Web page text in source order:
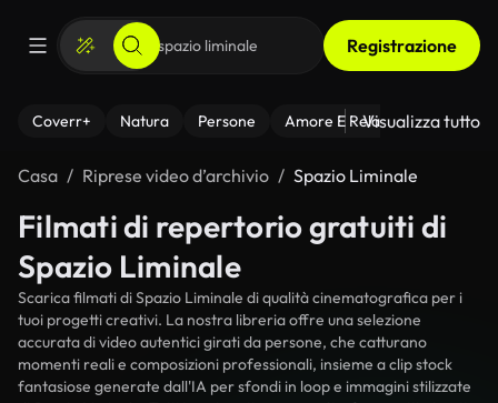
Registrazione
Coverr+ Natura Persone Amore E Relazioni Il
Visualizza tutto
Casa Riprese video d’archivio Spazio Liminale
Filmati di repertorio gratuiti di
Spazio Liminale
Scarica filmati di Spazio Liminale di qualità cinematografica per i
tuoi progetti creativi. La nostra libreria offre una selezione
accurata di video autentici girati da persone, che catturano
momenti reali e composizioni professionali, insieme a clip stock
fantasiose generate dall'IA per sfondi in loop e immagini stilizzate